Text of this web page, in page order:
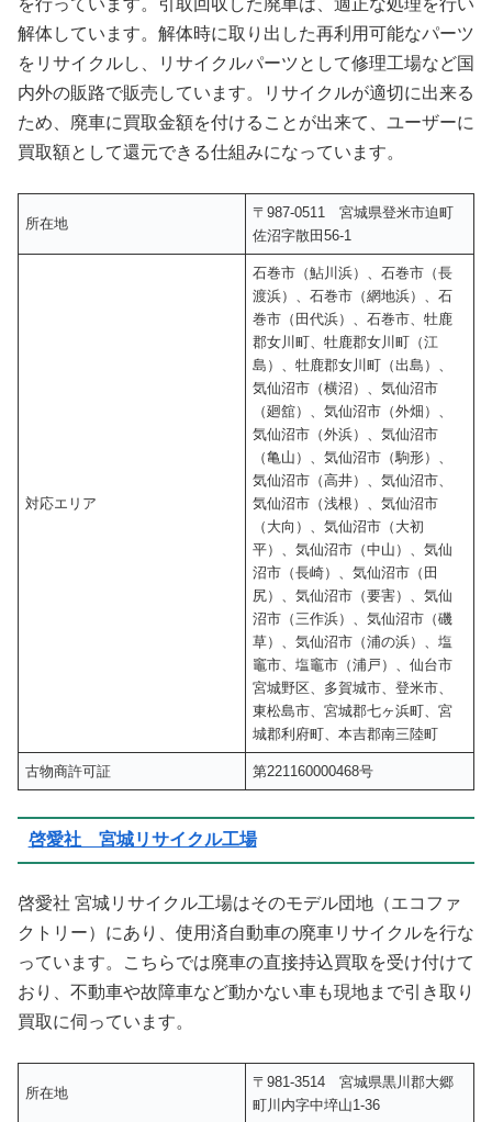
解体しています。解体時に取り出した再利用可能なパーツ
をリサイクルし、リサイクルパーツとして修理工場など国
内外の販路で販売しています。リサイクルが適切に出来る
ため、廃車に買取金額を付けることが出来て、ユーザーに
買取額として還元できる仕組みになっています。
所在地
〒987-0511 宮城県登米市迫町
佐沼字散田56-1
対応エリア
石巻市（鮎川浜）、石巻市（長
渡浜）、石巻市（網地浜）、石
巻市（田代浜）、石巻市、牡鹿
郡女川町、牡鹿郡女川町（江
島）、牡鹿郡女川町（出島）、
気仙沼市（横沼）、気仙沼市
（廻舘）、気仙沼市（外畑）、
気仙沼市（外浜）、気仙沼市
（亀山）、気仙沼市（駒形）、
気仙沼市（高井）、気仙沼市、
気仙沼市（浅根）、気仙沼市
（大向）、気仙沼市（大初
平）、気仙沼市（中山）、気仙
沼市（長崎）、気仙沼市（田
尻）、気仙沼市（要害）、気仙
沼市（三作浜）、気仙沼市（磯
草）、気仙沼市（浦の浜）、塩
竈市、塩竈市（浦戸）、仙台市
宮城野区、多賀城市、登米市、
東松島市、宮城郡七ヶ浜町、宮
城郡利府町、本吉郡南三陸町
古物商許可証 第221160000468号
啓愛社 宮城リサイクル工場
啓愛社 宮城リサイクル工場はそのモデル団地（エコファ
クトリー）にあり、使用済自動車の廃車リサイクルを行な
っています。こちらでは廃車の直接持込買取を受け付けて
おり、不動車や故障車など動かない車も現地まで引き取り
買取に伺っています。
所在地
〒981-3514 宮城県黒川郡大郷
町川内字中埣山1-36